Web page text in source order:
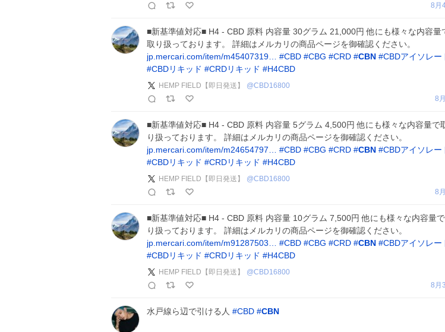
8月
■新基準値対応■ H4 - CBD 原料 内容量 30グラム 21,000円 他にも様々な内容量
取り扱っております。 詳細はメルカリの商品ページを御確認ください。
jp.mercari.com/item/m45407319…
#CBD #CBG #CRD #CBN #CBDアイソレー
#CBDリキッド #CRDリキッド #H4CBD
HEMP FIELD【即日発送】 @CBD16800
8
■新基準値対応■ H4 - CBD 原料 内容量 5グラム 4,500円 他にも様々な内容量で
り扱っております。 詳細はメルカリの商品ページを御確認ください。
jp.mercari.com/item/m24654797…
#CBD #CBG #CRD #CBN #CBDアイソレー
#CBDリキッド #CRDリキッド #H4CBD
HEMP FIELD【即日発送】 @CBD16800
8
■新基準値対応■ H4 - CBD 原料 内容量 10グラム 7,500円 他にも様々な内容量
り扱っております。 詳細はメルカリの商品ページを御確認ください。
jp.mercari.com/item/m91287503…
#CBD #CBG #CRD #CBN #CBDアイソレー
#CBDリキッド #CRDリキッド #H4CBD
HEMP FIELD【即日発送】 @CBD16800
8月
水戸線ら辺で引ける人 #CBD #CBN